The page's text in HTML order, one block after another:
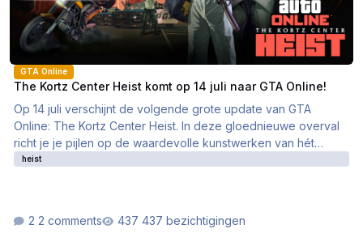
GTA Online
The Kortz Center Heist komt op 14 juli naar GTA Online!
Op 14 juli verschijnt de volgende grote update van GTA
Online: The Kortz Center Heist. In deze gloednieuwe overval
richt je je pijlen op de waardevolle kunstwerken van hét
museum van Los Santos.
heist
2 comments 437 bezichtigingen